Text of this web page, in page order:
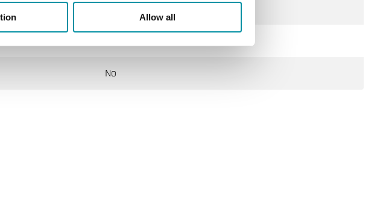
Allow all
No